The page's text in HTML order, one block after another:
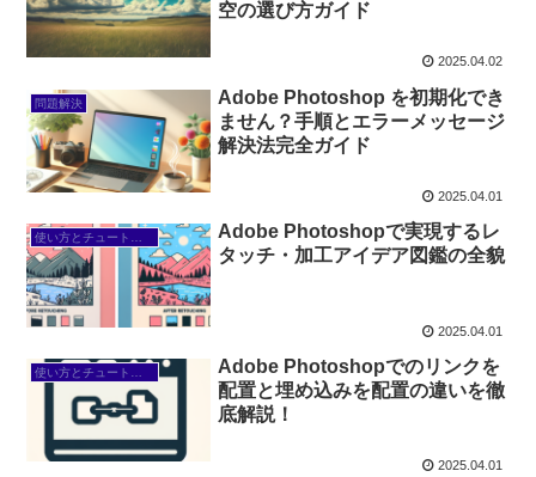
空の選び方ガイド
2025.04.02
問題解決
Adobe Photoshop を初期化でき
ません？手順とエラーメッセージ
解決法完全ガイド
2025.04.01
使い方とチュートリアル
Adobe Photoshopで実現するレ
タッチ・加工アイデア図鑑の全貌
2025.04.01
Adobe Photoshopでのリンクを
配置と埋め込みを配置の違いを徹
底解説！
2025.04.01